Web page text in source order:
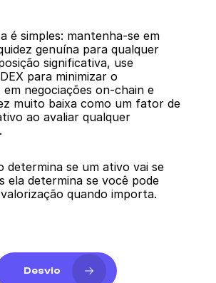
é simples: mantenha-se em
genuína para qualquer
significativa, use
para minimizar o
em negociações on-chain e
muito baixa como um fator de
ao avaliar qualquer
determina se um ativo vai se
ela determina se você pode
quando importa.
Desvio